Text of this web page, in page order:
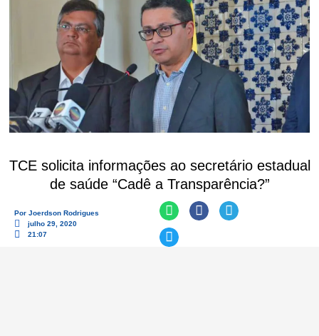
TCE solicita informações ao secretário estadual
de saúde “Cadê a Transparência?”
Por Joerdson Rodrigues
julho 29, 2020
21:07